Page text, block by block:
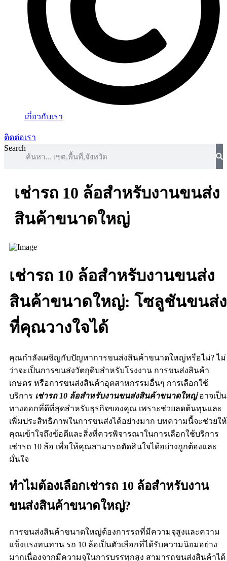
เกี่ยวกับเรา
ติดต่อเรา
Search
เช่ารถ 10 ล้อสำหรับงานขนส่ง
สินค้าขนาดใหญ่
เช่ารถ 10 ล้อสำหรับงานขนส่ง
สินค้าขนาดใหญ่: โซลูชันขนส่ง
ที่คุณวางใจได้
คุณกำลังเผชิญกับปัญหาการขนส่งสินค้าขนาดใหญ่หรือไม่? ไม่
ว่าจะเป็นการขนส่งวัตถุดิบสำหรับโรงงาน การขนส่งสินค้า
เกษตร หรือการขนส่งสินค้าอุตสาหกรรมอื่นๆ การเลือกใช้
บริการ เช่ารถ 10 ล้อสำหรับงานขนส่งสินค้าขนาดใหญ่อาจเป็น
ทางออกที่ดีที่สุดสำหรับธุรกิจของคุณ เพราะช่วยลดต้นทุนและ
เพิ่มประสิทธิภาพในการขนส่งได้อย่างมาก บทความนี้จะช่วยให้
คุณเข้าใจถึงข้อดีและสิ่งที่ควรพิจารณาในการเลือกใช้บริการ
เช่ารถ 10 ล้อ เพื่อให้คุณสามารถตัดสินใจได้อย่างถูกต้องและ
มั่นใจ
ทำไมต้องเลือกเช่ารถ 10 ล้อสำหรับงาน
ขนส่งสินค้าขนาดใหญ่?
การขนส่งสินค้าขนาดใหญ่ต้องการรถที่มีความจุสูงและความ
แข็งแรงทนทาน รถ 10 ล้อเป็นตัวเลือกที่ได้รับความนิยมอย่าง
มากเนื่องจากมีความจุในการบรรทุกสูง สามารถขนส่งสินค้าได้